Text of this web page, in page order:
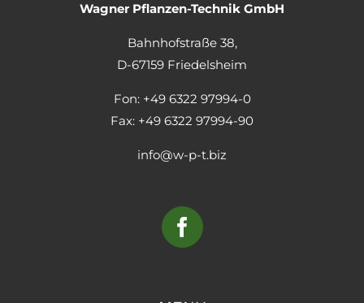
Wagner Pflanzen-Technik GmbH
Bahnhofstraße 38,
D-67159 Friedelsheim
Fon: +49 6322 97994-0
Fax: +49 6322 97994-90
info@w-p-t.biz